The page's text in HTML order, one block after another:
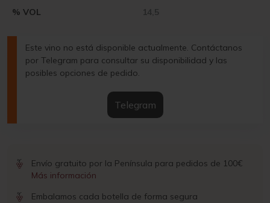
% VOL 14,5
Este vino no está disponible actualmente. Contáctanos
por Telegram para consultar su disponibilidad y las
posibles opciones de pedido.
Telegram
Envío gratuito por la Península para pedidos de 100€
Más información
Embalamos cada botella de forma segura